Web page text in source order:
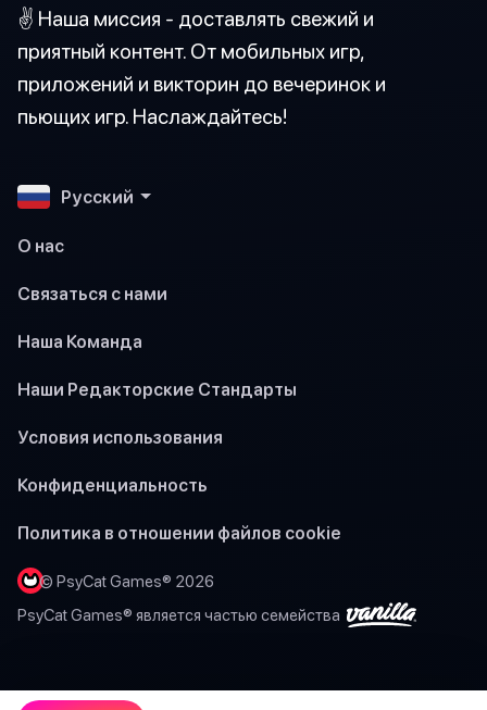
✌️ Наша миссия - доставлять свежий и
приятный контент. От мобильных игр,
приложений и викторин до вечеринок и
пьющих игр. Наслаждайтесь!
Pусский
О нас
Связаться с нами
Наша Команда
Наши Редакторские Стандарты
Условия использования
Конфиденциальность
Политика в отношении файлов cookie
© PsyCat Games® 2026
PsyCat Games® является частью семейства